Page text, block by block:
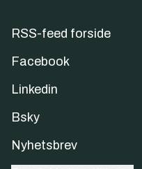
RSS-feed forside
Facebook
Linkedin
Bsky
Nyhetsbrev